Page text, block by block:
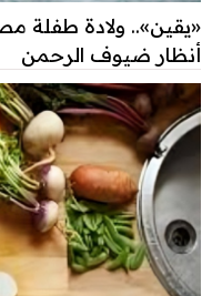
«يقين».. ولادة طفلة
أنظار ضيوف الرحمن